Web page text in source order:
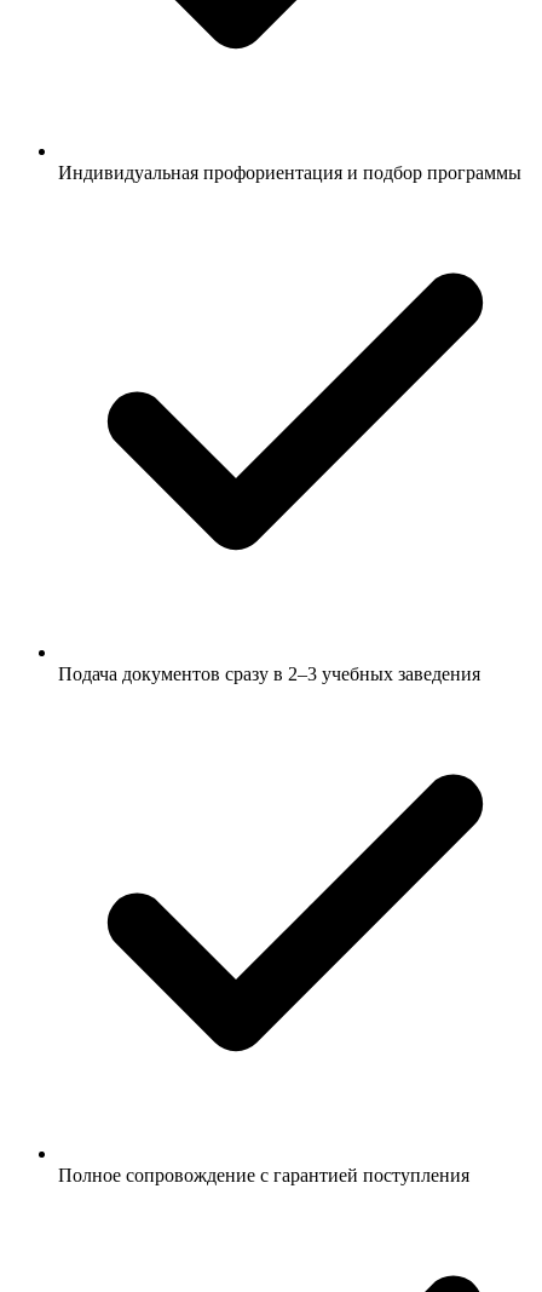
Индивидуальная профориентация и подбор программы
Подача документов сразу в 2–3 учебных заведения
Полное сопровождение с гарантией поступления